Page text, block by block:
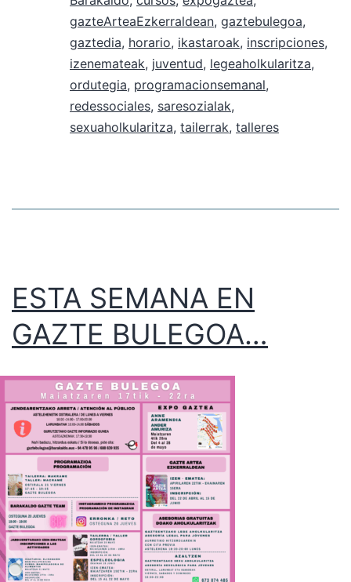
gazteArteaEzkerraldean, gaztebulegoa,
gaztedia, horario, ikastaroak, inscripciones,
izenemateak, juventud, legeaholkularitza,
ordutegia, programacionsemanal,
redessociales, saresozialak,
sexuaholkularitza, tailerrak, talleres
ESTA SEMANA EN
GAZTE BULEGOA…